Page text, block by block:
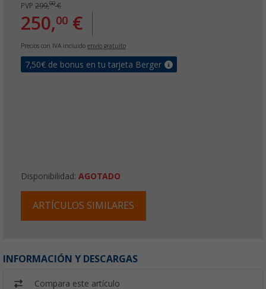
PVP 299,00€
250,00 €
Precios con IVA incluido envío gratuito
7,50€ de bonus en tu tarjeta Berger
Disponibilidad: AGOTADO
ARTÍCULOS SIMILARES
INFORMACIÓN Y DESCARGAS
Compara este artículo